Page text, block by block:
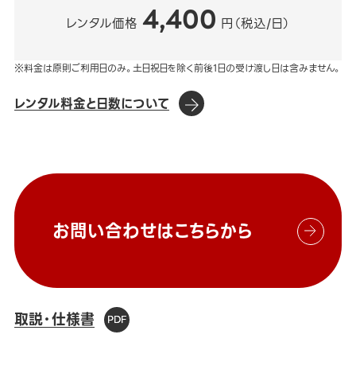
レンタル価格 4,400 円（税込/日）
※料金は原則ご利用日のみ。土日祝日を除く前後1日の受け渡し日は含みません。
レンタル料金と日数について
お問い合わせはこちらから
取説・仕様書